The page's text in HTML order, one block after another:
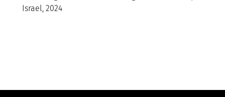
Israel, 2024